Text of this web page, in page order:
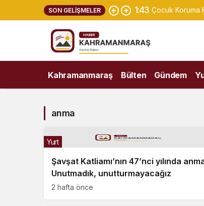
SON GELIŞMELER 1:43 Çocuk Koruma
Kahramanmaraş Bülten Gündem
anma
Şavşat Katliamı’nın 47’nci yılında
Unutmadık, unutturmayacağız
Yurt
2 hafta önce